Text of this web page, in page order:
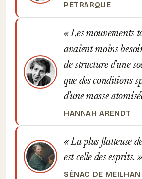
PETRARQUE
Les mouvements
avaient moins
de structure d'une
que des conditions
d'une masse
HANNAH ARENDT
La plus flatteuse
est celle des esprits.
SÉNAC DE MEILHAN